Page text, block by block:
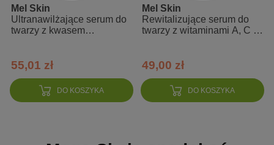
99% składników pochodzenia roślinnego
90% składników organicznych
zapewnia komfort zrelaksowanej skóry do 12 godzin
wzbogacony olejami roślinnymi tłoczonymi na zimno i
DO KOSZYKA
Mel Skin
Ultranawilżające serum do
twarzy z kwasem
55,01 zł
DO KOSZYKA
Mel Skin
Rewitalizujące serum do
twarzy z witaminami A, C i
49,00 zł